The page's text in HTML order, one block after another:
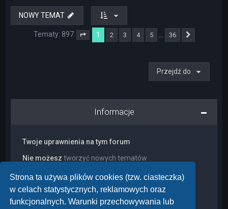
Strona ta używa plików cookies (tzw. ciasteczka)
w celach statystycznych, reklamowych oraz
funkcjonalnych. Warunki przechowywania lub
NOWY TEMAT
Tematy: 897 Strona 1z 36
1 2 3 4 5 … 36
Przejdź do
Informacje
Twoje uprawnienia na tym forum
Nie możesz tworzyć nowych tematów
Nie możeszzmieniać swoich postów
Nie możesz
usuwać swoich postów
Nie możeszdodawać załączników